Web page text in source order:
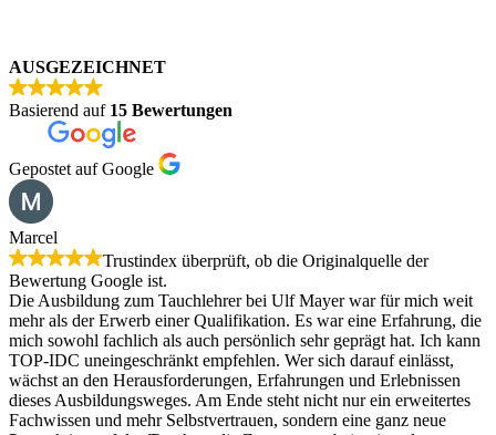
AUSGEZEICHNET
Basierend auf 15 Bewertungen
Gepostet auf Google
Marcel
Trustindex überprüft, ob die Originalquelle der
Bewertung Google ist.
Die Ausbildung zum Tauchlehrer bei Ulf Mayer war für mich weit
mehr als der Erwerb einer Qualifikation. Es war eine Erfahrung, die
mich sowohl fachlich als auch persönlich sehr geprägt hat. Ich kann
TOP-IDC uneingeschränkt empfehlen. Wer sich darauf einlässt,
wächst an den Herausforderungen, Erfahrungen und Erlebnissen
dieses Ausbildungsweges. Am Ende steht nicht nur ein erweitertes
Fachwissen und mehr Selbstvertrauen, sondern eine ganz neue